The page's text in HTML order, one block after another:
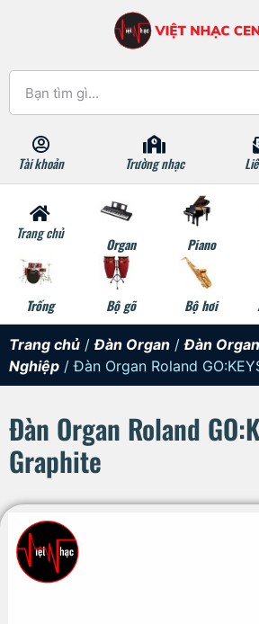
Tài khoản Trường nhạc
Trang chủ
Organ Piano
Trống Bộ gõ Bộ hơi
Trang chủ /Đàn Organ /Đàn
Nghiệp / Đàn Organ Roland
Đàn Organ Roland
Graphite